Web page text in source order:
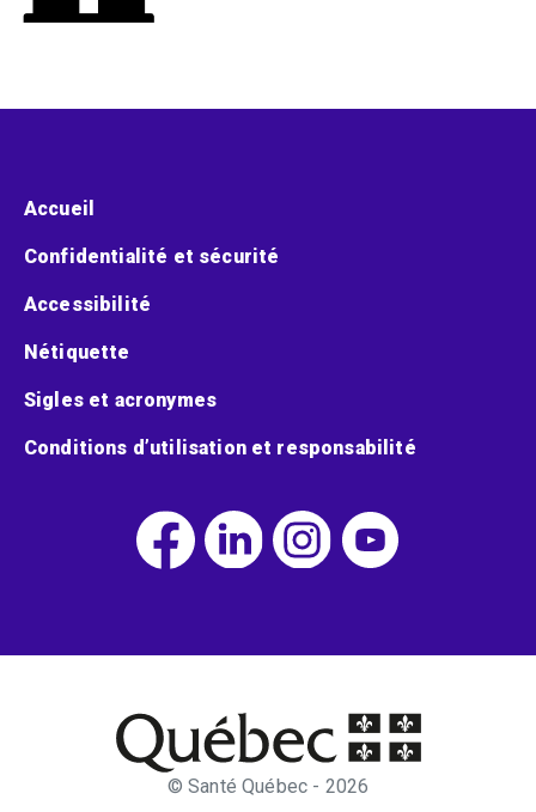
Menu pied de page
Accueil
Confidentialité et sécurité
Accessibilité
Nétiquette
Sigles et acronymes
Conditions d’utilisation et responsabilité
© Santé Québec - 2026